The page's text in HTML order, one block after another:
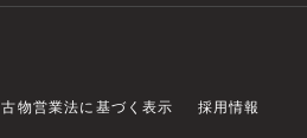
古物営業法に基づく表示 採用情報